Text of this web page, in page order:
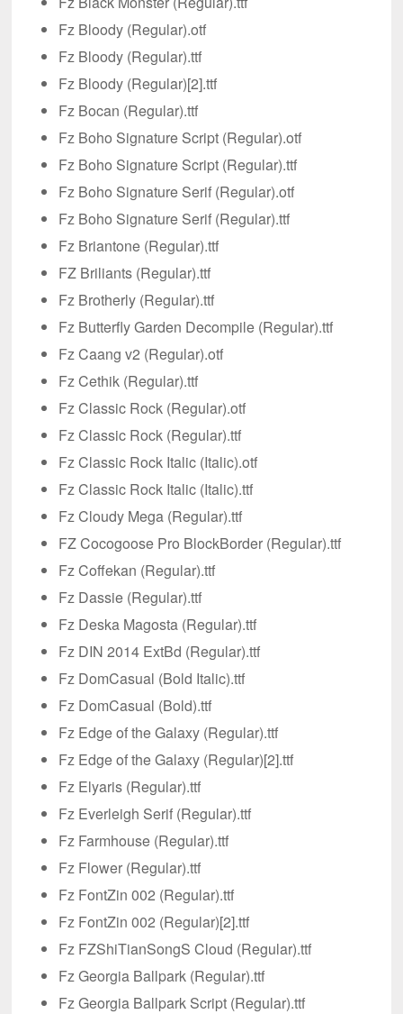
Fz Bloody (Regular).otf
Fz Bloody (Regular).ttf
Fz Bloody (Regular)[2].ttf
Fz Bocan (Regular).ttf
Fz Boho Signature Script (Regular).otf
Fz Boho Signature Script (Regular).ttf
Fz Boho Signature Serif (Regular).otf
Fz Boho Signature Serif (Regular).ttf
Fz Briantone (Regular).ttf
FZ Briliants (Regular).ttf
Fz Brotherly (Regular).ttf
Fz Butterfly Garden Decompile (Regular).ttf
Fz Caang v2 (Regular).otf
Fz Cethik (Regular).ttf
Fz Classic Rock (Regular).otf
Fz Classic Rock (Regular).ttf
Fz Classic Rock Italic (Italic).otf
Fz Classic Rock Italic (Italic).ttf
Fz Cloudy Mega (Regular).ttf
FZ Cocogoose Pro BlockBorder (Regular).ttf
Fz Coffekan (Regular).ttf
Fz Dassie (Regular).ttf
Fz Deska Magosta (Regular).ttf
Fz DIN 2014 ExtBd (Regular).ttf
Fz DomCasual (Bold Italic).ttf
Fz DomCasual (Bold).ttf
Fz Edge of the Galaxy (Regular).ttf
Fz Edge of the Galaxy (Regular)[2].ttf
Fz Elyaris (Regular).ttf
Fz Everleigh Serif (Regular).ttf
Fz Farmhouse (Regular).ttf
Fz Flower (Regular).ttf
Fz FontZin 002 (Regular).ttf
Fz FontZin 002 (Regular)[2].ttf
Fz FZShiTianSongS Cloud (Regular).ttf
Fz Georgia Ballpark (Regular).ttf
Fz Georgia Ballpark Script (Regular).ttf